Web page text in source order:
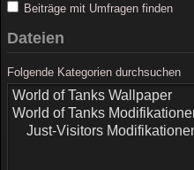
Beiträge mit Umfragen finden
Dateien
Folgende Kategorien durchsuchen